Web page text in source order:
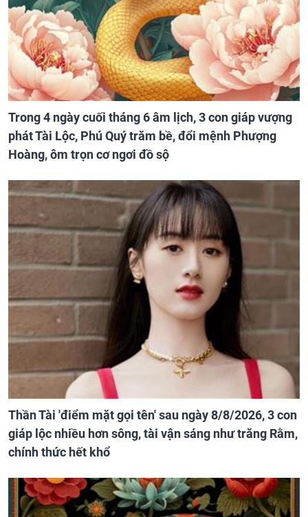
Trong 4 ngày cuối tháng 6 âm lịch, 3 con giáp vượng
phát Tài Lộc, Phú Quý trăm bề, đổi mệnh Phượng
Hoàng, ôm trọn cơ ngơi đồ sộ
Thần Tài 'điểm mặt gọi tên' sau ngày 8/8/2026, 3 con
giáp lộc nhiều hơn sông, tài vận sáng như trăng Rằm,
chính thức hết khổ